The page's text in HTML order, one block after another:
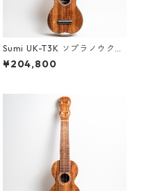
Sumi UK-T3K ソプラノウクレ
レ #261529
¥204,800